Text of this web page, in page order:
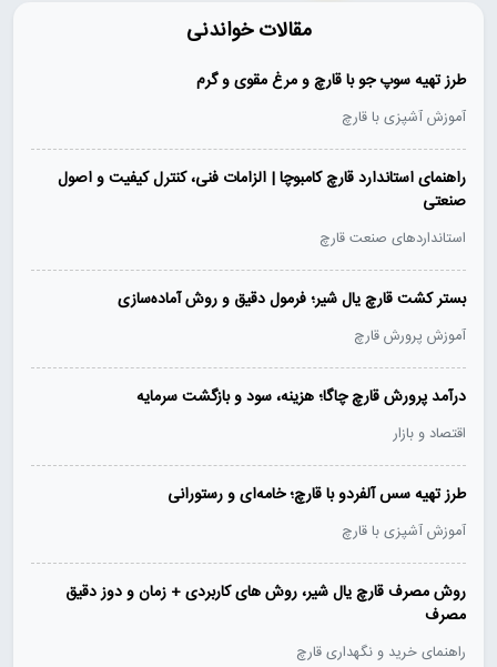
مقالات خواندنی
طرز تهیه سوپ جو با قارچ و مرغ مقوی و گرم
آموزش آشپزی با قارچ
راهنمای استاندارد قارچ کامبوچا | الزامات فنی، کنترل کیفیت و اصول
صنعتی
استانداردهای صنعت قارچ
بستر کشت قارچ یال شیر؛ فرمول دقیق و روش آماده‌سازی
آموزش پرورش قارچ
درآمد پرورش قارچ چاگا؛ هزینه، سود و بازگشت سرمایه
اقتصاد و بازار
طرز تهیه سس آلفردو با قارچ؛ خامه‌ای و رستورانی
آموزش آشپزی با قارچ
روش مصرف قارچ یال شیر، روش های کاربردی + زمان و دوز دقیق
مصرف
راهنمای خرید و نگهداری قارچ